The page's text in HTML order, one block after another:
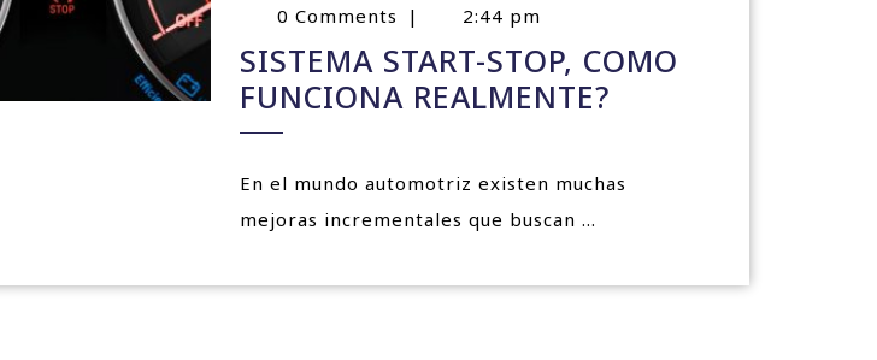
0 Comments
| 2:44 pm
SISTEMA START-STOP, COMO
FUNCIONA REALMENTE?
En el mundo automotriz existen muchas
mejoras incrementales que buscan ...